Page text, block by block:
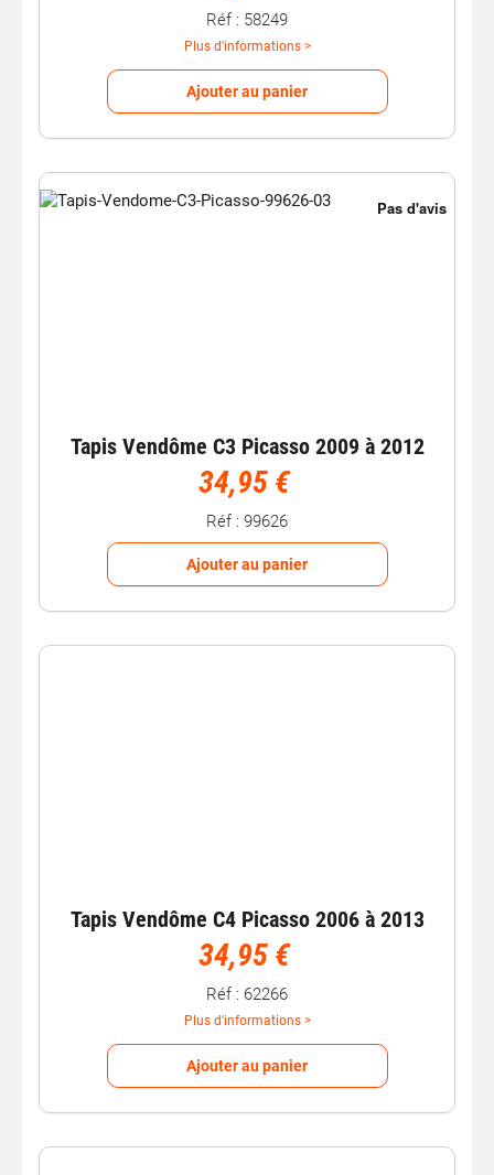
Réf : 58249
Plus d'informations >
Ajouter au panier
Tapis Vendôme C3 Picasso 2009 à 2012
34,95 €
Réf : 99626
Ajouter au panier
Tapis Vendôme C4 Picasso 2006 à 2013
34,95 €
Réf : 62266
Plus d'informations >
Ajouter au panier